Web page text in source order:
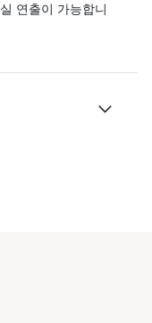
연출이 가능합니